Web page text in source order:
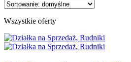
Wszystkie oferty